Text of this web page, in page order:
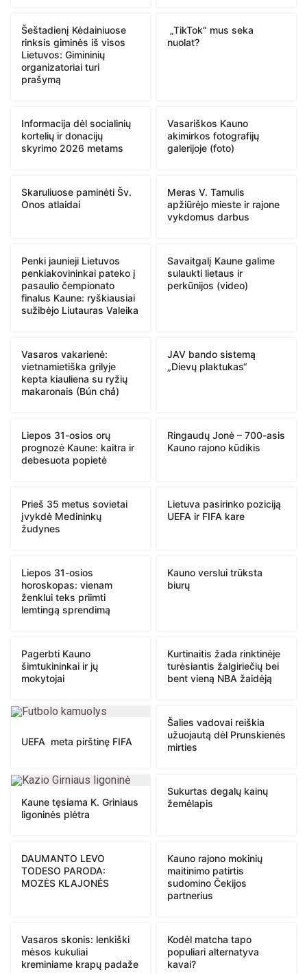
Šeštadienį Kėdainiuose
rinksis giminės iš visos
Lietuvos: Gimininių
organizatoriai turi
prašymą
„TikTok“ mus seka
nuolat?
Informacija dėl socialinių
kortelių ir donacijų
skyrimo 2026 metams
Vasariškos Kauno
akimirkos fotografijų
galerijoje (foto)
Skaruliuose paminėti Šv.
Onos atlaidai
Meras V. Tamulis
apžiūrėjo mieste ir rajone
vykdomus darbus
Penki jaunieji Lietuvos
penkiakovininkai pateko į
pasaulio čempionato
finalus Kaune: ryškiausiai
sužibėjo Liutauras Valeika
Savaitgalį Kaune galime
sulaukti lietaus ir
perkūnijos (video)
Vasaros vakarienė:
vietnamietiška grilyje
kepta kiauliena su ryžių
makaronais (Bún chả)
JAV bando sistemą
„Dievų plaktukas“
Liepos 31-osios orų
prognozė Kaune: kaitra ir
debesuota popietė
Ringaudų Jonė – 700-asis
Kauno rajono kūdikis
Prieš 35 metus sovietai
įvykdė Medininkų
žudynes
Lietuva pasirinko poziciją
UEFA ir FIFA kare
Liepos 31-osios
horoskopas: vienam
ženklui teks priimti
lemtingą sprendimą
Kauno verslui trūksta
biurų
Pagerbti Kauno
šimtukininkai ir jų
mokytojai
Kurtinaitis žada rinktinėje
turėsiantis žalgiriečių bei
bent vieną NBA žaidėją
UEFA meta pirštinę FIFA
Šalies vadovai reiškia
užuojautą dėl Prunskienės
mirties
Kaune tęsiama K. Griniaus
ligoninės plėtra
Sukurtas degalų kainų
žemėlapis
DAUMANTO LEVO
TODESO PARODA:
MOZĖS KLAJONĖS
Kauno rajono mokinių
maitinimo patirtis
sudomino Čekijos
partnerius
Vasaros skonis: lenkiški
mėsos kukuliai
kreminiame krapų padaže
Kodėl matcha tapo
populiari alternatyva
kavai?